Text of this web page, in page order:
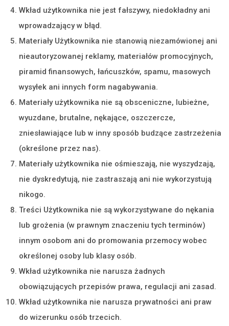
Wkład użytkownika nie jest fałszywy, niedokładny ani
wprowadzający w błąd.
Materiały Użytkownika nie stanowią niezamówionej ani
nieautoryzowanej reklamy, materiałów promocyjnych,
piramid finansowych, łańcuszków, spamu, masowych
wysyłek ani innych form nagabywania.
Materiały użytkownika nie są obsceniczne, lubieżne,
wyuzdane, brutalne, nękające, oszczercze,
zniesławiające lub w inny sposób budzące zastrzeżenia
(określone przez nas).
Materiały użytkownika nie ośmieszają, nie wyszydzają,
nie dyskredytują, nie zastraszają ani nie wykorzystują
nikogo.
Treści Użytkownika nie są wykorzystywane do nękania
lub grożenia (w prawnym znaczeniu tych terminów)
innym osobom ani do promowania przemocy wobec
określonej osoby lub klasy osób.
Wkład użytkownika nie narusza żadnych
obowiązujących przepisów prawa, regulacji ani zasad.
Wkład użytkownika nie narusza prywatności ani praw
do wizerunku osób trzecich.